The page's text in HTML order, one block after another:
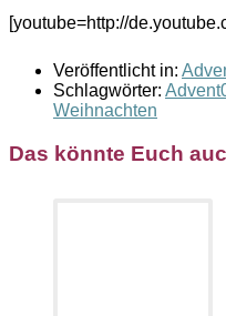
[youtube=http://
Veröffentlicht in:
Schlagwörter:
Weihnachten
Das könnte Euch